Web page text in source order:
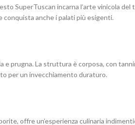
SuperTuscan incarna l’arte vinicola del
conquista anche i palati più esigenti.
e prugna. La struttura è corposa, con
per un invecchiamento duraturo.
offre un’esperienza culinaria